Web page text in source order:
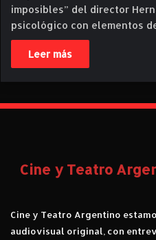
imposibles” del director
psicológico con elementos
Leer más
Cine y Teatro
Cine y Teatro Argentino
audiovisual original, con